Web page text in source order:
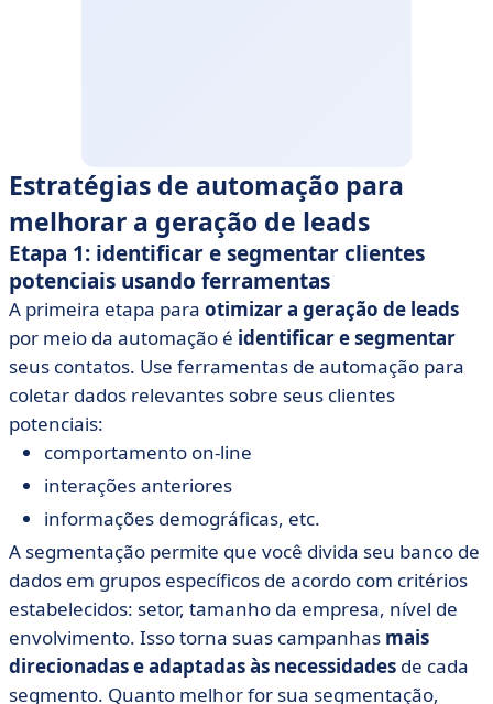
Estratégias de automação para
melhorar a geração de leads
Etapa 1: identificar e segmentar clientes
potenciais usando ferramentas
A primeira etapa para otimizar a geração de leads
por meio da automação é identificar e segmentar
seus contatos. Use ferramentas de automação para
coletar dados relevantes sobre seus clientes
potenciais:
comportamento on-line
interações anteriores
informações demográficas, etc.
A segmentação permite que você divida seu banco de
dados em grupos específicos de acordo com critérios
estabelecidos: setor, tamanho da empresa, nível de
envolvimento. Isso torna suas campanhas mais
direcionadas e adaptadas às necessidades de cada
segmento. Quanto melhor for sua segmentação,